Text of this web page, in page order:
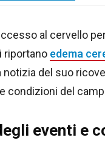
al cervello
riportano edema
notizia del suo
condizioni del
eventi e